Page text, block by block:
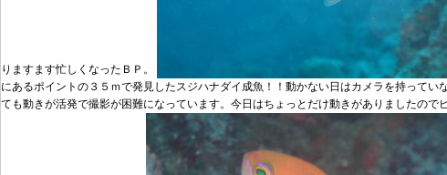
りますます忙しくなったＢＰ。
にあるポイントの３５ｍで発見したスジハナダイ成魚！！動かない日はカメラを持ってい
ても動きが活発で撮影が困難になっています。今日はちょっとだけ動きがありましたので